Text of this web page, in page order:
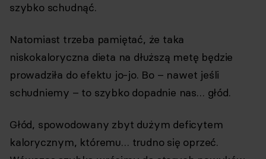
szybko schudnąć.
Natomiast trzeba pamiętać, że taka
niskokaloryczna dieta na dłuższą metę będzie
prowadziła do efektu jo-jo. Bo – nawet jeśli
schudniemy – to szybko dopadnie nas… głód.
Głód, spowodowany zbyt dużym deficytem
kalorycznym, któremu… trudno się oprzeć.